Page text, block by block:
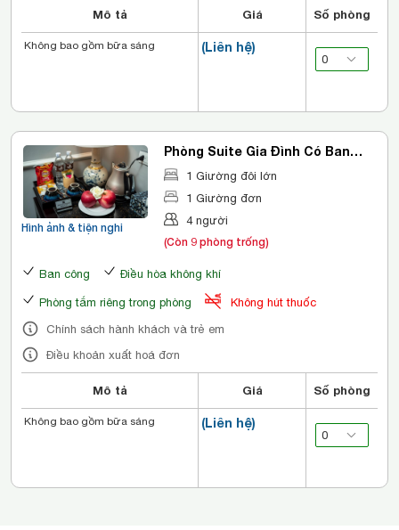
Mô tả Giá Số phòng
(Liên hệ)
Không bao gồm bữa sáng
Hình ảnh & tiện nghi
Phòng Suite Gia Đình Có Ban
Công1 Giường đôi lớn
1 Giường đơn
4 người
(Còn 9 phòng trống)
Ban công Điều hòa không khí
Phòng tắm riêng trong phòng
Không hút thuốc
Chính sách hành khách và trẻ em
Điều khoản xuất hoá đơn
Mô tả Giá Số phòng
(Liên hệ)
Không bao gồm bữa sáng